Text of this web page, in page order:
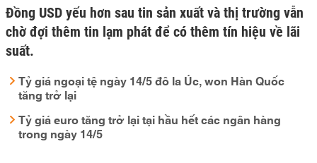
Đồng USD yếu hơn sau tin sản xuất và thị trường vẫn
chờ đợi thêm tin lạm phát để có thêm tín hiệu về lãi
suất.
Tỷ giá ngoại tệ ngày 14/5 đô la Úc, won Hàn Quốc
tăng trở lại
Tỷ giá euro tăng trở lại tại hầu hết các ngân hàng
trong ngày 14/5